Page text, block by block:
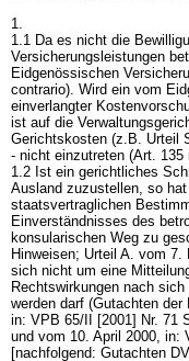
1.
1.1 Da es nicht die
Versicherungsleistungen
Eidgenössischen
contrario). Wird ein vom
einverlangter
ist auf die
Gerichtskosten (z.B. Urteil
- nicht einzutreten (Art. 135
1.2 Ist ein gerichtliches
Ausland zuzustellen, so
staatsvertraglichen
Einverständnisses des
konsularischen Weg zu
Hinweisen; Urteil A. vom
sich nicht um eine
Rechtswirkungen nach
werden darf (Gutachten
in: VPB 65/II [2001] Nr. 71
und vom 10. April 2000, in:
[nachfolgend: Gutachten